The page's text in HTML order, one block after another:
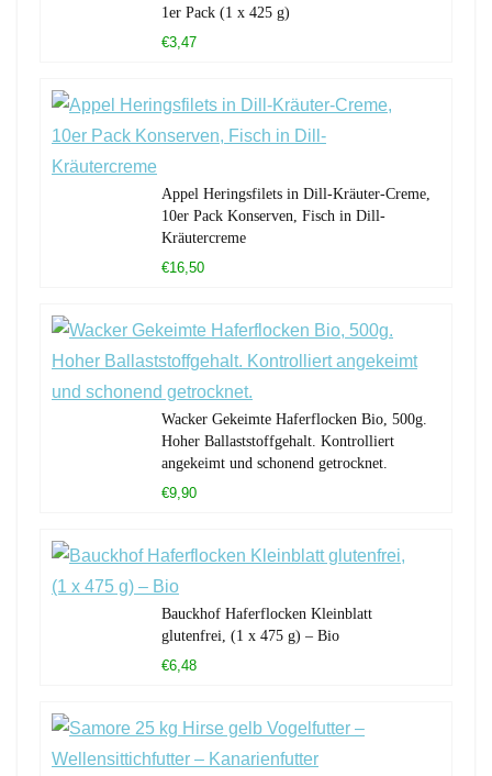
1er Pack (1 x 425 g)
€3,47
Appel Heringsfilets in Dill-Kräuter-Creme,
10er Pack Konserven, Fisch in Dill-
Kräutercreme
€16,50
Wacker Gekeimte Haferflocken Bio, 500g.
Hoher Ballaststoffgehalt. Kontrolliert
angekeimt und schonend getrocknet.
€9,90
Bauckhof Haferflocken Kleinblatt
glutenfrei, (1 x 475 g) – Bio
€6,48